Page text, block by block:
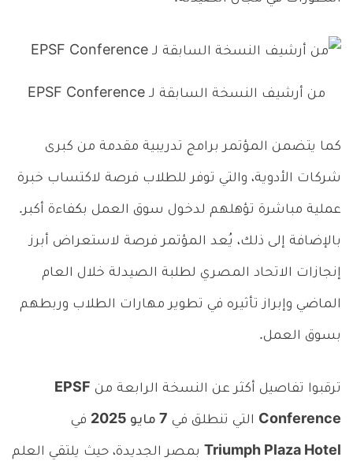
من أرشيف النسخة السابقة لـ EPSF Conference
كما يتضمن المؤتمر برامج تدريبية مقدمة من كبرى
شركات الأدوية، والتي توفر للطلاب فرصة لاكتساب خبرة
عملية مباشرة تؤهلهم لدخول سوق العمل بكفاءة أكبر.
بالإضافة إلى ذلك، يُعد المؤتمر فرصة لاستعراض أبرز
إنجازات الاتحاد المصري لطلبة الصيدلة خلال العام
الماضي وإبراز تأثيره في تطوير مهارات الطلاب وربطهم
بسوق العمل.
ترقبوا تفاصيل أكثر عن النسخة الرابعة من EPSF
Conference التي تنطلق في 7 مايو 2025 في
Triumph Plaza Hotel بمصر الجديدة، حيث يلتقي العلم